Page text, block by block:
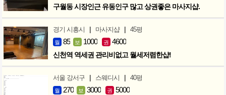
구월동 시장인근 유동인구 많고 상권좋은 마사지샵.
경기 시흥시 | 마사지샵 | 45평
월 85 보 1000 권 4600
신천역 역세권 관리비없고 월세저렴한샵!
서울 강서구 | 스웨디시 | 40평
월 270 보 3000 권 5000